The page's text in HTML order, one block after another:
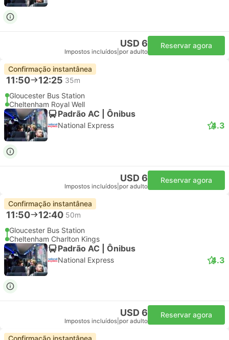
USD 6
Impostos incluídos por adulto
Reservar agora
Confirmação instantânea
11:50 12:25 35m
Gloucester Bus Station
Cheltenham Royal Well
Padrão AC | Ônibus
National Express 4.3
USD 6
Impostos incluídos por adulto
Reservar agora
Confirmação instantânea
11:50 12:40 50m
Gloucester Bus Station
Cheltenham Charlton Kings
Padrão AC | Ônibus
National Express 4.3
USD 6
Impostos incluídos por adulto
Reservar agora
Confirmação instantânea